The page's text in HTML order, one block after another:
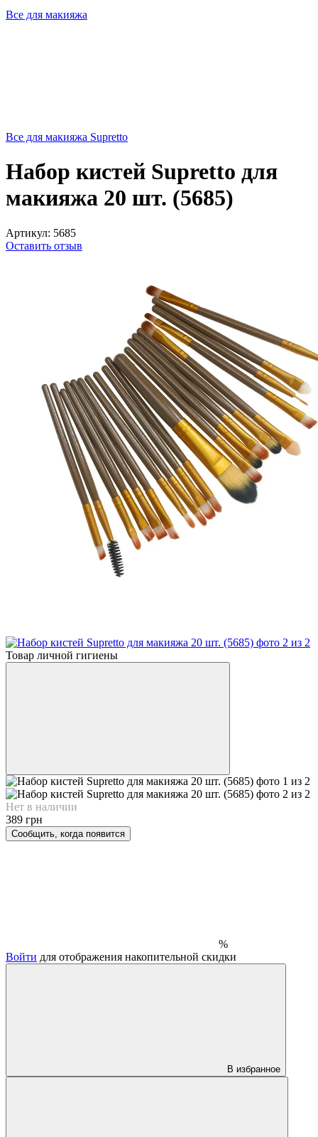
Все для макияжа
Все для макияжа Supretto
Набор кистей Supretto для
макияжа 20 шт. (5685)
Артикул: 5685
Оставить отзыв
Товар личной гигиены
Нет в наличии
389 грн
Сообщить, когда появится
%
Войти для отображения накопительной скидки
В избранное